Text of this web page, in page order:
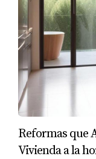
inteligente
Un joven
adquirir una
justo antes del
inversión inicial
logró reformar la
jóvenes que
caso demuestra
resultar muy
Reformas que
Vivienda a la